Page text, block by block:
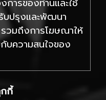
การของท่านและใช้
บปรุงและพัฒนา
รวมถึงการโฆษณาให้
กับความสนใจของ
กี้